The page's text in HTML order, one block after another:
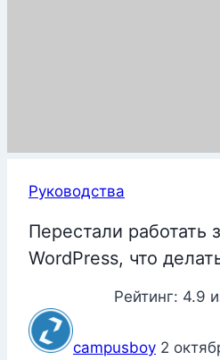
Руководства
Перестали работать
WordPress, что
Рейтинг: 4.9
campusboy 2